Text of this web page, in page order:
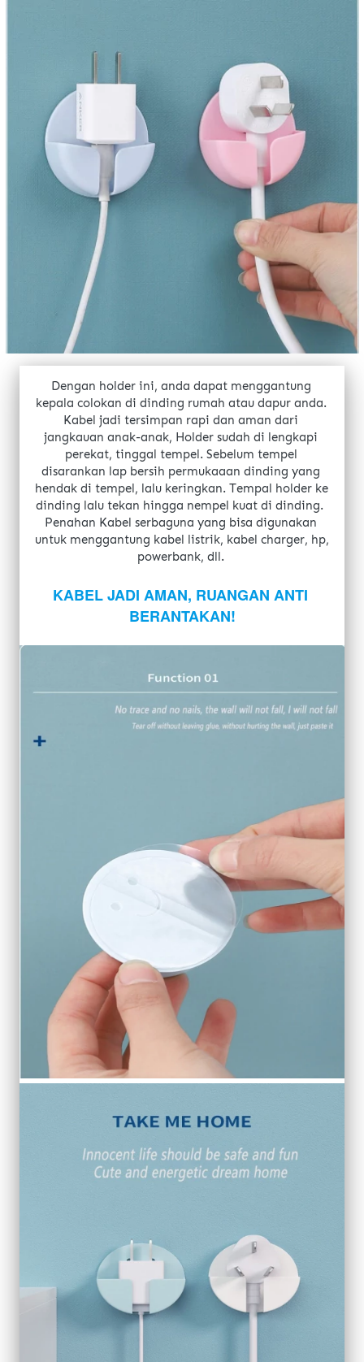
Dengan holder ini, anda dapat menggantung
kepala colokan di dinding rumah atau dapur anda.
Kabel jadi tersimpan rapi dan aman dari
jangkauan anak-anak, Holder sudah di lengkapi
perekat, tinggal tempel. Sebelum tempel
disarankan lap bersih permukaaan dinding yang
hendak di tempel, lalu keringkan. Tempal holder ke
dinding lalu tekan hingga nempel kuat di dinding.
Penahan Kabel serbaguna yang bisa digunakan
untuk menggantung kabel listrik, kabel charger, hp,
powerbank, dll.
KABEL JADI AMAN, RUANGAN ANTI
BERANTAKAN!